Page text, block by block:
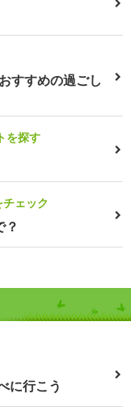
すすめの過ごし
を探す
ェック
？
に行こう